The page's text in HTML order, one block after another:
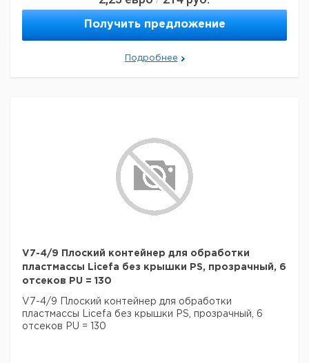
Получить предложение
Подробнее
V7-4/9 Плоский контейнер для обработки
пластмассы Licefa без крышки PS, прозрачный, 6
отсеков PU = 130
V7-4/9 Плоский контейнер для обработки
пластмассы Licefa без крышки PS, прозрачный, 6
отсеков PU = 130